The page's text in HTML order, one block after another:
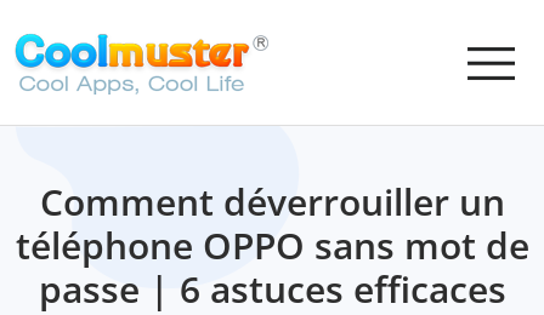
Comment déverrouiller un
téléphone OPPO sans mot de
passe | 6 astuces efficaces